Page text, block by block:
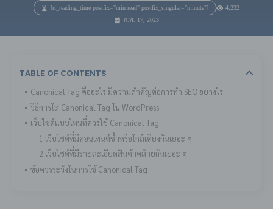
[rt_reading_time postfix="min read" postfix_singular="minute"]
4,232
ก.พ. 17, 2023
Table Of Contents
Canonical Tag คืออะไร มีความสำคัญต่อการทำ SEO อย่างไร
วิธีการใส่ Canonical Tag ใน WordPress
เว็บไซต์แบบไหนที่ควรใช้ Canonical Tag
1.เว็บไซต์ที่มีคอนเทนต์ซ้ำหรือใกล้เคียงกันเยอะ ๆ
2.เว็บไซต์ที่มีรายละเอียดสินค้าคล้ายกันเยอะ ๆ
ข้อควรระวังในการใช้ Canonical Tag